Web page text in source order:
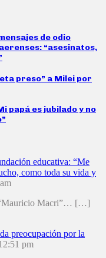
de odio
“asesinatos,
preso” a Milei por
papá es jubilado y no
educativa: “Me
como toda su vida y
Macri”… […]
preocupación por la
pm